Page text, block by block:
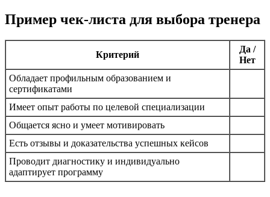
Пример чек-листа для выбора тренера
Критерий
Да /
Нет
Обладает профильным образованием и
сертификатами
Имеет опыт работы по целевой специализации
Общается ясно и умеет мотивировать
Есть отзывы и доказательства успешных кейсов
Проводит диагностику и индивидуально
адаптирует программу